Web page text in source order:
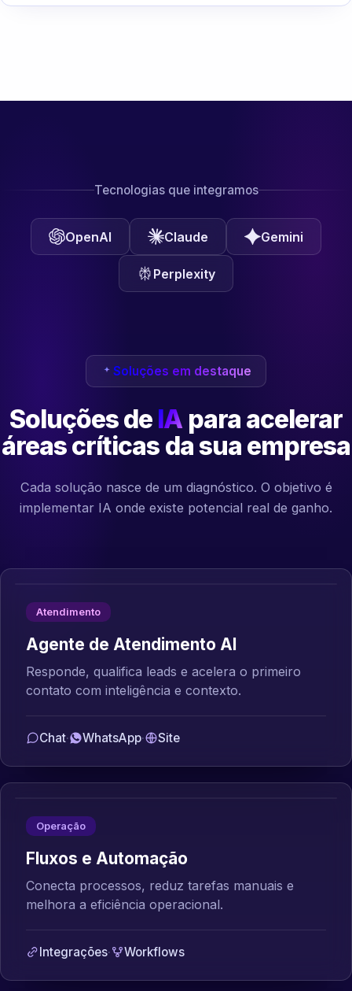
Tecnologias que integramos
OpenAI Claude Gemini
Perplexity
Soluções em destaque
Soluções de IA para acelerar
áreas críticas da sua empresa
Cada solução nasce de um diagnóstico. O objetivo é
implementar IA onde existe potencial real de ganho.
Atendimento
Agente de Atendimento AI
Responde, qualifica leads e acelera o primeiro
contato com inteligência e contexto.
Chat· WhatsApp· Site
Operação
Fluxos e Automação
Conecta processos, reduz tarefas manuais e
melhora a eficiência operacional.
Integrações· Workflows